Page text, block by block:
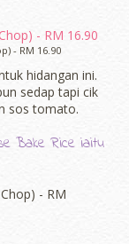
- RM 16.90
hidangan ini.
sedap tapi cik
sos tomato.
Bake Rice iaitu
- RM